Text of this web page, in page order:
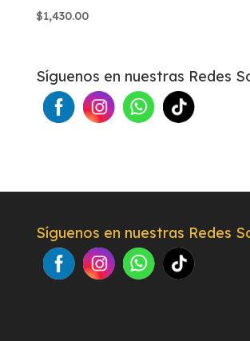
$1,430.00
Síguenos en nuestras Redes
Síguenos en nuestras Redes